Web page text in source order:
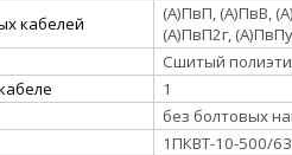
кабелей
(А)ПвП, (А)ПвВ,
(А)ПвП2г,
Сшитый
1
без болтовых
1ПКВТ-10-500/